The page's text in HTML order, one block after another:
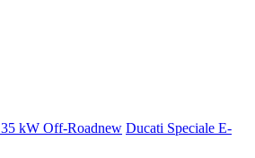
35 kW Off-Roadnew Ducati Speciale E-